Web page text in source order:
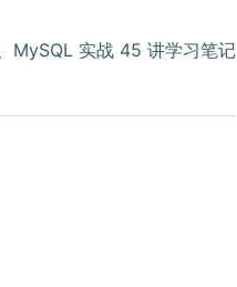
MySQL 实战 45 讲学习笔记